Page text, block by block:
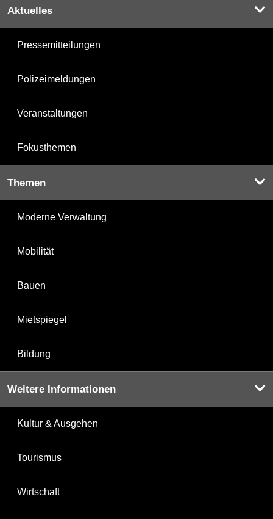
Aktuelles
Pressemitteilungen
Polizeimeldungen
Veranstaltungen
Fokusthemen
Themen
Moderne Verwaltung
Mobilität
Bauen
Mietspiegel
Bildung
Weitere Informationen
Kultur & Ausgehen
Tourismus
Wirtschaft